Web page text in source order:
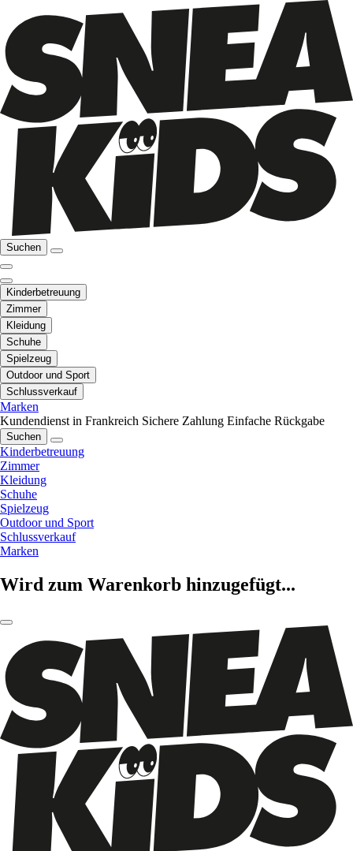
Suchen
Kinderbetreuung
Zimmer
Kleidung
Schuhe
Spielzeug
Outdoor und Sport
Schlussverkauf
Marken
Kundendienst in Frankreich Sichere Zahlung Einfache Rückgabe
Suchen
Kinderbetreuung
Zimmer
Kleidung
Schuhe
Spielzeug
Outdoor und Sport
Schlussverkauf
Marken
Wird zum Warenkorb hinzugefügt...